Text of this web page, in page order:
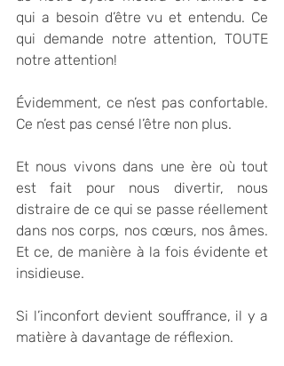
qui a besoin d’être vu et entendu. Ce
qui demande notre attention, TOUTE
notre attention!
Évidemment, ce n’est pas confortable.
Ce n’est pas censé l’être non plus.
Et nous vivons dans une ère où tout
est fait pour nous divertir, nous
distraire de ce qui se passe réellement
dans nos corps, nos cœurs, nos âmes.
Et ce, de manière à la fois évidente et
insidieuse.
Si l’inconfort devient souffrance, il y a
matière à davantage de réflexion.